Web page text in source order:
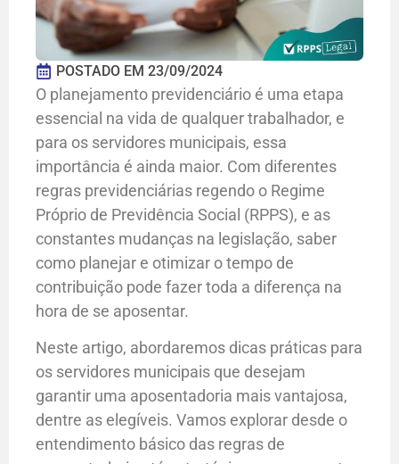
POSTADO EM 23/09/2024
O planejamento previdenciário é uma etapa
essencial na vida de qualquer trabalhador, e
para os servidores municipais, essa
importância é ainda maior. Com diferentes
regras previdenciárias regendo o Regime
Próprio de Previdência Social (RPPS), e as
constantes mudanças na legislação, saber
como planejar e otimizar o tempo de
contribuição pode fazer toda a diferença na
hora de se aposentar.
Neste artigo, abordaremos dicas práticas para
os servidores municipais que desejam
garantir uma aposentadoria mais vantajosa,
dentre as elegíveis. Vamos explorar desde o
entendimento básico das regras de